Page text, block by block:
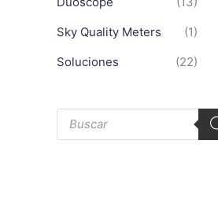
Sky Quality Meters
(1)
Soluciones
(22)
B
s